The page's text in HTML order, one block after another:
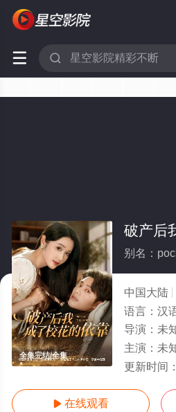
 
全集完结/全集
中国大陆
语言： 汉
导演： 未
主演： 未
更新时间：
 在线观看